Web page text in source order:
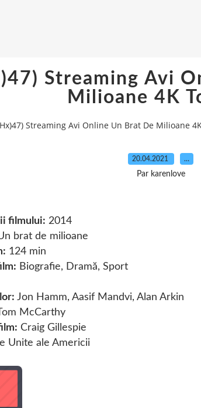
Streaming Avi
Milioane 4K
Streaming Avi Online Un Brat De Milioane
20.04.2021 …
Par karenlove
filmului: 2014
brat de milioane
124 min
Biografie, Dramă, Sport
Jon Hamm, Aasif Mandvi, Alan Arkin
McCarthy
Craig Gillespie
Unite ale Americii